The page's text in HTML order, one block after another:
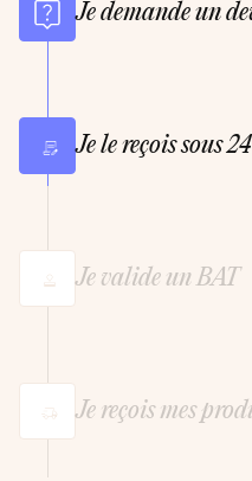
Je demande un
Je le reçois sous
Je valide un BAT
Je reçois mes